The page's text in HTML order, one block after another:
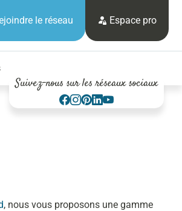
le réseau Espace pro
Suivez-nous sur les réseaux sociaux
, nous vous proposons une gamme